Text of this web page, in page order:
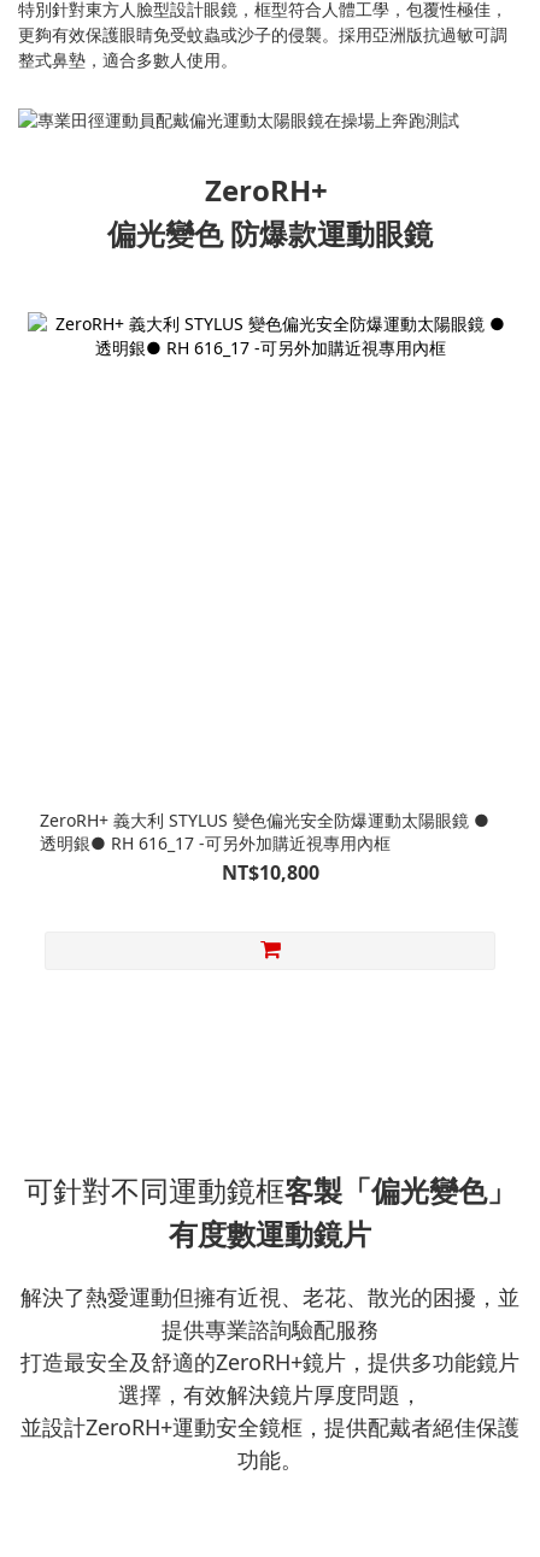
特別針對東方人臉型設計眼鏡，框型符合人體工學，包覆性極佳，
更夠有效保護眼睛免受蚊蟲或沙子的侵襲。 採用亞洲版抗過敏可調
整式鼻墊，適合多數人使用。
ZeroRH+
偏光變色 防爆款運動眼鏡
ZeroRH+ 義大利 STYLUS 變色偏光安全防爆運動太陽眼鏡 ●
透明銀● RH 616_17 -可另外加購近視專用內框
NT$10,800
可針對不同運動鏡框客製「偏光變色」
有度數運動鏡片
解決了熱愛運動但擁有近視、老花、散光的困擾，並
提供專業諮詢驗配服務
打造最安全及舒適的ZeroRH+鏡片，提供多功能鏡片
選擇，有效解決鏡片厚度問題，
並設計ZeroRH+運動安全鏡框，提供配戴者絕佳保護
功能。